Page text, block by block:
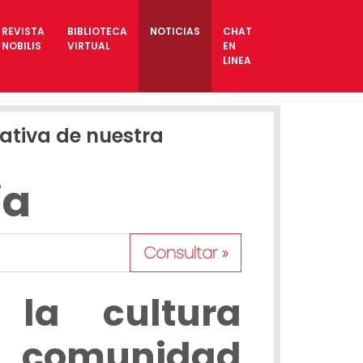
REVISTA
NOBILIS
BIBLIOTECA
VIRTUAL
NOTICIAS
CHAT
EN
LINEA
de nuestra
Consultar »
la cultura